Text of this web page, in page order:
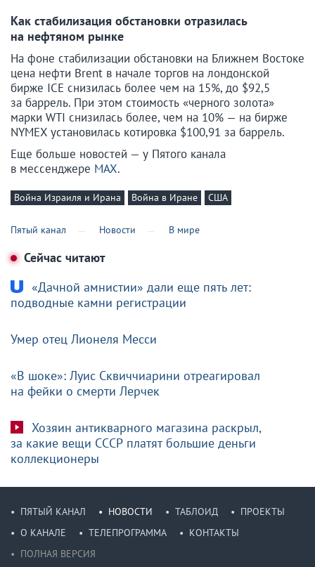
Как стабилизация обстановки отразилась
на нефтяном рынке
На фоне стабилизации обстановки на Ближнем Востоке
цена нефти Brent в начале торгов на лондонской
бирже ICE снизилась более чем на 15%, до $92,5
за баррель. При этом стоимость «черного золота»
марки WTI снизилась более, чем на 10% — на бирже
NYMEX установилась котировка $100,91 за баррель.
Еще больше новостей — у Пятого канала
в мессенджере MAX.
Война Израиля и Ирана Война в Иране США
Пятый канал Новости В мире
Сейчас читают
«Дачной амнистии» дали еще пять лет:
подводные камни регистрации
Умер отец Лионеля Месси
«В шоке»: Луис Сквиччиарини отреагировал
на фейки о смерти Лерчек
Хозяин антикварного магазина раскрыл,
за какие вещи СССР платят большие деньги
коллекционеры
ПЯТЫЙ КАНАЛ НОВОСТИ ТАБЛОИД
ПРОЕКТЫ
О КАНАЛЕ
ТЕЛЕПРОГРАММА
КОНТАКТЫ
ПОЛНАЯ ВЕРСИЯ